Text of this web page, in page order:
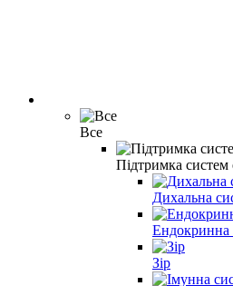
Все
Підтримка систем
Дихальна
Ендокринна
Зір